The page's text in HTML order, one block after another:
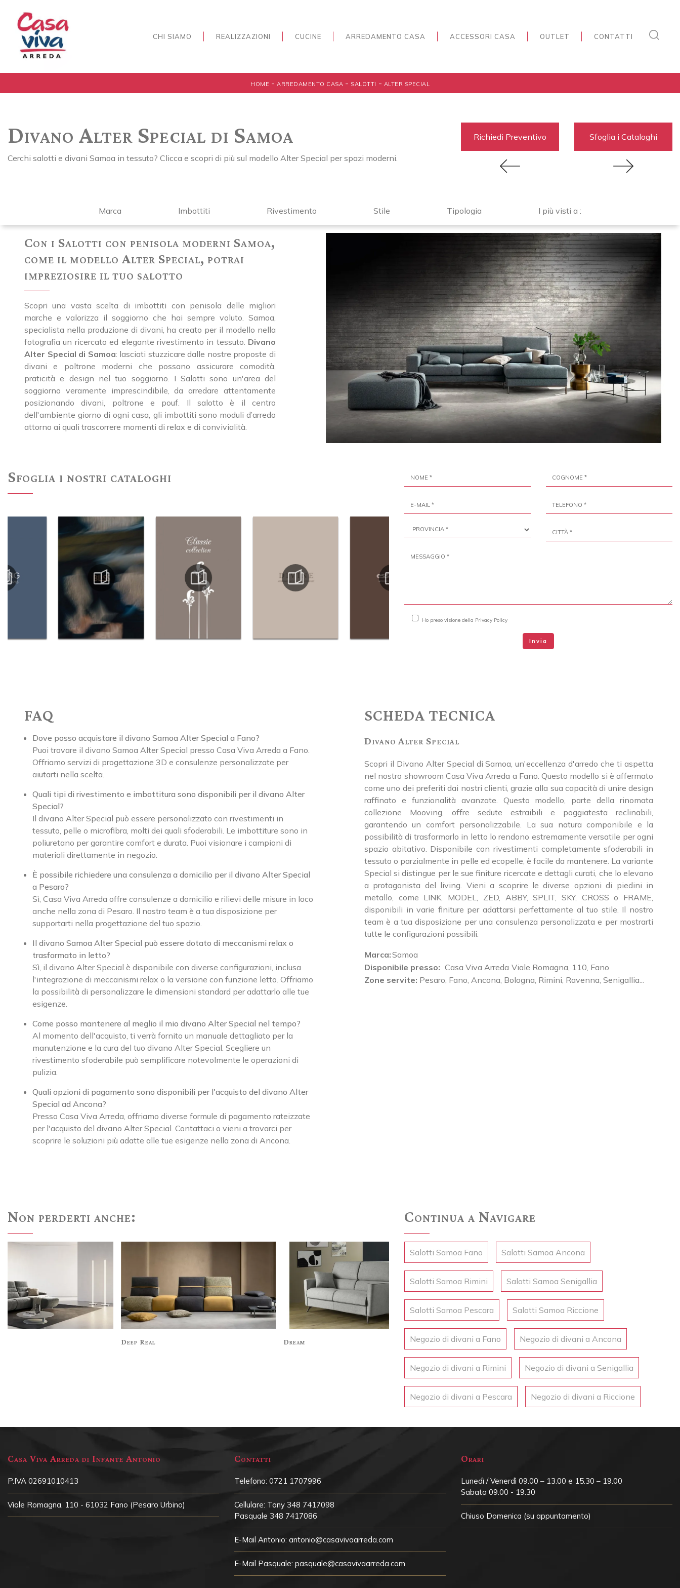
CHI SIAMO REALIZZAZIONI CUCINE ARREDAMENTO CASA ACCESSORI CASA OUTLET CONTATTI
HOME - ARREDAMENTO CASA - SALOTTI - ALTER SPECIAL
Divano Alter Special di Samoa
Cerchi salotti e divani Samoa in tessuto? Clicca e scopri di più sul modello Alter Special per spazi moderni.
Richiedi Preventivo Sfoglia i Cataloghi
Marca Imbottiti Rivestimento Stile Tipologia I più visti a :
Con i Salotti con penisola moderni Samoa,
come il modello Alter Special, potrai
impreziosire il tuo salotto
Scopri una vasta scelta di imbottiti con penisola delle migliori
marche e valorizza il soggiorno che hai sempre voluto. Samoa,
specialista nella produzione di divani, ha creato per il modello nella
fotografia un ricercato ed elegante rivestimento in tessuto. Divano
Alter Special di Samoa: lasciati stuzzicare dalle nostre proposte di
divani e poltrone moderni che possano assicurare comodità,
praticità e design nel tuo soggiorno. I Salotti sono un'area del
soggiorno veramente imprescindibile, da arredare attentamente
posizionando divani, poltrone e pouf. Il salotto è il centro
dell'ambiente giorno di ogni casa, gli imbottiti sono moduli d’arredo
attorno ai quali trascorrere momenti di relax e di convivialità.
Sfoglia i nostri cataloghi
Ho preso visione della Privacy Policy
Invia
FAQ
Dove posso acquistare il divano Samoa Alter Special a Fano?
Puoi trovare il divano Samoa Alter Special presso Casa Viva Arreda a Fano.
Offriamo servizi di progettazione 3D e consulenze personalizzate per
aiutarti nella scelta.
Quali tipi di rivestimento e imbottitura sono disponibili per il divano Alter
Special?
Il divano Alter Special può essere personalizzato con rivestimenti in
tessuto, pelle o microfibra, molti dei quali sfoderabili. Le imbottiture sono in
poliuretano per garantire comfort e durata. Puoi visionare i campioni di
materiali direttamente in negozio.
È possibile richiedere una consulenza a domicilio per il divano Alter Special
a Pesaro?
Sì, Casa Viva Arreda offre consulenze a domicilio e rilievi delle misure in loco
anche nella zona di Pesaro. Il nostro team è a tua disposizione per
supportarti nella progettazione del tuo spazio.
Il divano Samoa Alter Special può essere dotato di meccanismi relax o
trasformato in letto?
Sì, il divano Alter Special è disponibile con diverse configurazioni, inclusa
l'integrazione di meccanismi relax o la versione con funzione letto. Offriamo
la possibilità di personalizzare le dimensioni standard per adattarlo alle tue
esigenze.
Come posso mantenere al meglio il mio divano Alter Special nel tempo?
Al momento dell'acquisto, ti verrà fornito un manuale dettagliato per la
manutenzione e la cura del tuo divano Alter Special. Scegliere un
rivestimento sfoderabile può semplificare notevolmente le operazioni di
pulizia.
Quali opzioni di pagamento sono disponibili per l'acquisto del divano Alter
Special ad Ancona?
Presso Casa Viva Arreda, offriamo diverse formule di pagamento rateizzate
per l'acquisto del divano Alter Special. Contattaci o vieni a trovarci per
scoprire le soluzioni più adatte alle tue esigenze nella zona di Ancona.
SCHEDA TECNICA
Divano Alter Special
Scopri il Divano Alter Special di Samoa, un'eccellenza d'arredo che ti aspetta
nel nostro showroom Casa Viva Arreda a Fano. Questo modello si è affermato
come uno dei preferiti dai nostri clienti, grazie alla sua capacità di unire design
raffinato e funzionalità avanzate. Questo modello, parte della rinomata
collezione Mooving, offre sedute estraibili e poggiatesta reclinabili,
garantendo un comfort personalizzabile. La sua natura componibile e la
possibilità di trasformarlo in letto lo rendono estremamente versatile per ogni
spazio abitativo. Disponibile con rivestimenti completamente sfoderabili in
tessuto o parzialmente in pelle ed ecopelle, è facile da mantenere. La variante
Special si distingue per le sue finiture ricercate e dettagli curati, che lo elevano
a protagonista del living. Vieni a scoprire le diverse opzioni di piedini in
metallo, come LINK, MODEL, ZED, ABBY, SPLIT, SKY, CROSS o FRAME,
disponibili in varie finiture per adattarsi perfettamente al tuo stile. Il nostro
team è a tua disposizione per una consulenza personalizzata e per mostrarti
tutte le configurazioni possibili.
Marca:Samoa
Disponibile presso: Casa Viva Arreda Viale Romagna, 110 Fano
Zone servite: Pesaro, Fano, Ancona, Bologna, Rimini, Ravenna, Senigallia...
Non perderti anche:
Deep Real Dream Blank Juliette
Continua a Navigare
Salotti Samoa Fano Salotti Samoa Ancona
Salotti Samoa Rimini Salotti Samoa Senigallia
Salotti Samoa Pescara Salotti Samoa Riccione
Negozio di divani a Fano Negozio di divani a Ancona
Negozio di divani a Rimini Negozio di divani a Senigallia
Negozio di divani a Pescara Negozio di divani a Riccione
Casa Viva Arreda di Infante Antonio
P.IVA 02691010413
Viale Romagna, 110 - 61032 Fano (Pesaro Urbino)
Contatti
Telefono: 0721 1707996
Cellulare: Tony 348 7417098
Pasquale 348 7417086
E-Mail Antonio: antonio@casavivaarreda.com
E-Mail Pasquale: pasquale@casavivaarreda.com
Orari
Lunedì / Venerdì 09.00 – 13.00 e 15.30 – 19.00
Sabato 09.00 - 19.30
Chiuso Domenica (su appuntamento)